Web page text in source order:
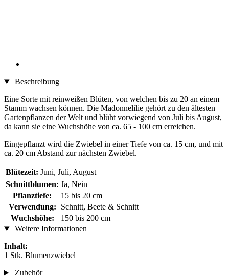
Beschreibung
Eine Sorte mit reinweißen Blüten, von welchen bis zu 20 an einem
Stamm wachsen können. Die Madonnelilie gehört zu den ältesten
Gartenpflanzen der Welt und blüht vorwiegend von Juli bis August,
da kann sie eine Wuchshöhe von ca. 65 - 100 cm erreichen.
Eingepflanzt wird die Zwiebel in einer Tiefe von ca. 15 cm, und mit
ca. 20 cm Abstand zur nächsten Zwiebel.
Blütezeit: Juni, Juli, August
Schnittblumen: Ja, Nein
Pflanztiefe:
15 bis 20 cm
Verwendung:
Schnitt, Beete & Schnitt
Wuchshöhe:
150 bis 200 cm
Weitere Informationen
Inhalt:
1 Stk. Blumenzwiebel
Zubehör